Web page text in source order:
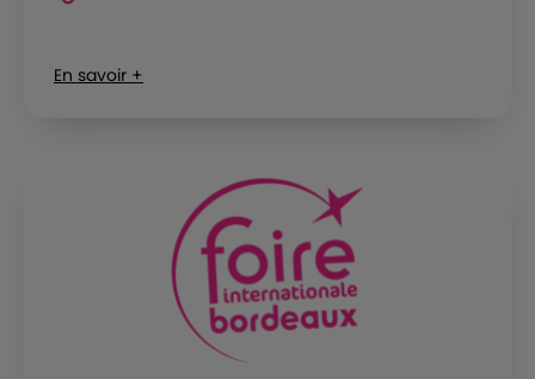
En savoir +